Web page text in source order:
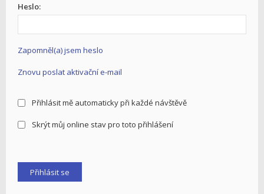
Heslo:
Zapomněl(a) jsem heslo
Znovu poslat aktivační e-mail
Přihlásit mě automaticky při každé návštěvě
Skrýt můj online stav pro toto přihlášení